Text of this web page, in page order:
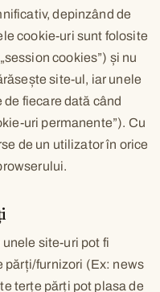
depinzând de
cookie-uri sunt folosite
cookies”) și nu
site-ul, iar unele
fiecare dată când
uri permanente”). Cu
de un utilizator în orice
site-uri pot fi
părți/furnizori (Ex: news
terțe părți pot plasa de